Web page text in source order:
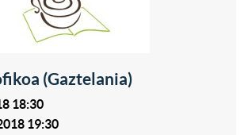
(Gaztelania)
18:30
19:30